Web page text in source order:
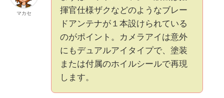
マカセ
揮官仕様ザクなどのようなブレー
ドアンテナが１本設けられている
のがポイント。カメラアイは意外
にもデュアルアイタイプで、塗装
または付属のホイルシールで再現
します。